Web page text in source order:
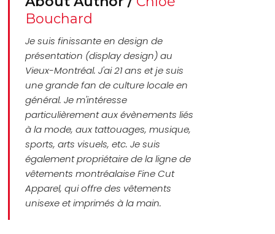
Bouchard
Je suis finissante en design de
présentation (display design) au
Vieux-Montréal. J'ai 21 ans et je suis
une grande fan de culture locale en
général. Je m'intéresse
particulièrement aux évènements liés
à la mode, aux tattouages, musique,
sports, arts visuels, etc. Je suis
également propriétaire de la ligne de
vêtements montréalaise Fine Cut
Apparel, qui offre des vêtements
unisexe et imprimés à la main.